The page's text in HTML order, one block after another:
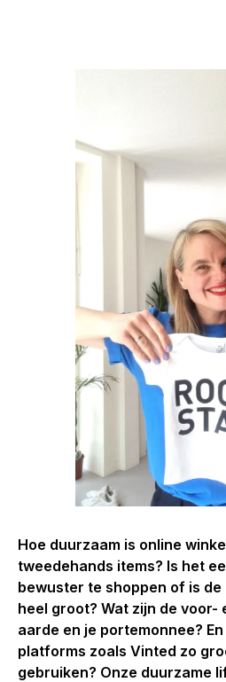
Hoe duurzaam is online
tweedehands items? Is het
bewuster te shoppen of is
heel groot? Wat zijn de voor-
aarde en je portemonnee?
platforms zoals Vinted zo
gebruiken? Onze duurzame